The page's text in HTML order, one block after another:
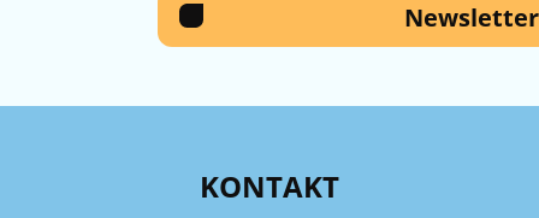
Newsletter
KONTAKT